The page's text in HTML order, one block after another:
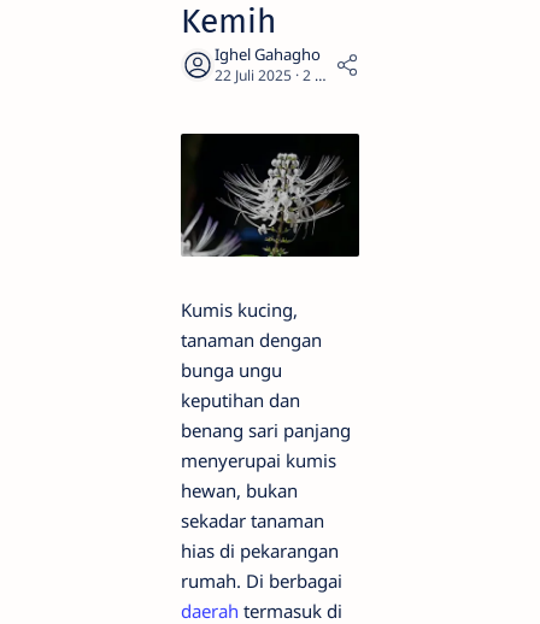
Kemih
2
Kumis kucing,
tanaman dengan
bunga ungu
keputihan dan
benang sari panjang
menyerupai kumis
hewan, bukan
sekadar tanaman
hias di pekarangan
rumah. Di berbagai
daerah termasuk di